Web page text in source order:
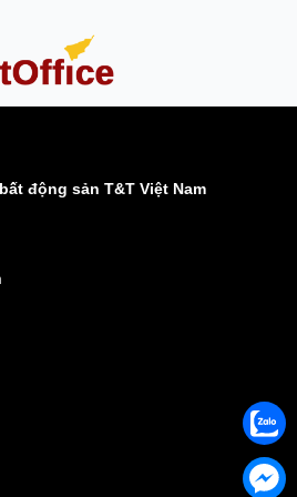
động sản T&T Việt Nam